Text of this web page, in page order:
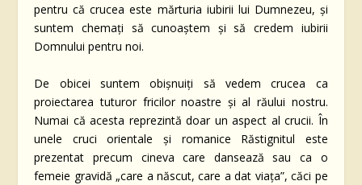
pentru că crucea este mărturia iubirii lui Dumnezeu, și
suntem chemați să cunoaștem și să credem iubirii
Domnului pentru noi.
De obicei suntem obișnuiți să vedem crucea ca
proiectarea tuturor fricilor noastre și al răului nostru.
Numai că acesta reprezintă doar un aspect al crucii. În
unele cruci orientale și romanice Răstignitul este
prezentat precum cineva care dansează sau ca o
femeie gravidă „care a născut, care a dat viața”, căci pe